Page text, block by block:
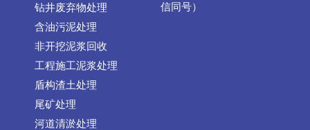
钻井废弃物处理
含油污泥处理
非开挖泥浆回收
工程施工泥浆处理
盾构渣土处理
尾矿处理
河道清淤处理
信同号）